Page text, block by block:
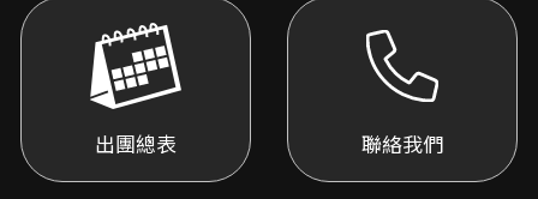
出團總表 聯絡我們